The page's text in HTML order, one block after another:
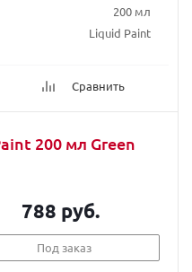
200 мл
Liquid Paint
Сравнить
200 мл Green
788 руб.
Под заказ